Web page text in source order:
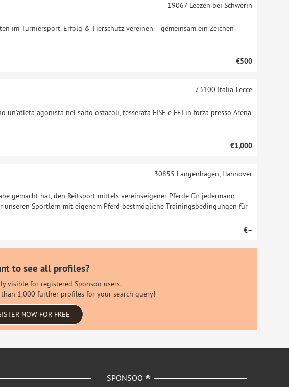
im Turniersport. Erfolg & Tierschutz vereinen – gemeinsam ein Zeichen
19067Leezen bei Schwerin
€500
un’atleta agonista nel salto ostacoli, tesserata FISE e FEI in forza presso Arena
73100 Italia-Lecce
€1,000
gemacht hat, den Reitsport mittels vereinseigener Pferde für jedermann
unseren Sportlern mit eigenem Pferd bestmögliche Trainingsbedingungen für
30855 Langenhagen, Hannover
€–
to see all profiles?
visible for registered Sponsoo users.
1,000 further profiles for your search query!
NOW FOR FREE
SPONSOO ®